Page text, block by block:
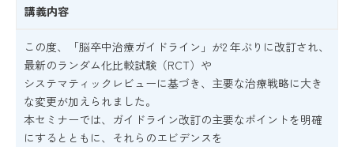
講義内容
この度、「脳卒中治療ガイドライン」が2 年ぶりに改訂され、
最新のランダム化比較試験（RCT）や
システマティックレビューに基づき、主要な治療戦略に大き
な変更が加えられました。
本セミナーでは、ガイドライン改訂の主要なポイントを明確
にするとともに、それらのエビデンスを